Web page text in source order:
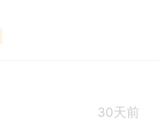
30天前